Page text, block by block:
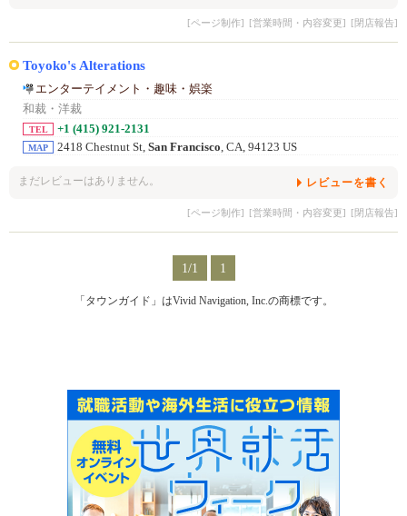
[ページ制作] [営業時間・内容変更] [閉店報告]
Toyoko's Alterations
エンターテイメント・趣味・娯楽
和裁・洋裁
TEL +1 (415) 921-2131
MAP 2418 Chestnut St, San Francisco, CA, 94123 US
まだレビューはありません。 レビューを書く
[ページ制作] [営業時間・内容変更] [閉店報告]
1/1 1
「タウンガイド」はVivid Navigation, Inc.の商標です。